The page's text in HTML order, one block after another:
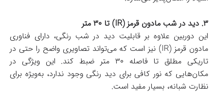
۳. دید در شب مادون قرمز (IR) تا ۳۰ متر
این دوربین علاوه بر قابلیت دید در شب رنگی، دارای فناوری
مادون قرمز (IR) نیز است که می‌تواند تصاویری واضح را حتی در
تاریکی مطلق تا فاصله ۳۰ متر ضبط کند. این ویژگی در
مکان‌هایی که نور کافی برای دید رنگی وجود ندارد، به‌ویژه برای
نظارت شبانه، بسیار مفید است.